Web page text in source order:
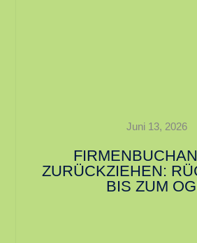
Juni 13, 2026
ZURÜCKZIEHEN:
BIS ZUM